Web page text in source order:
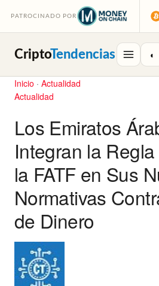
PATROCINADO POR
CriptoTendencias ◐
Inicio · Actualidad
Actualidad
Los Emiratos
Integran la
la FATF en Sus
Normativas
de Dinero